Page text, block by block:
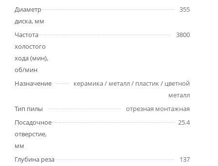
Диаметр
диска, мм
355
Частота
холостого
хода (мин),
об/мин
3800
Назначение
керамика / металл / пластик / цветной
металл
Тип пилы
отрезная монтажная
Посадочное
отверстие,
мм
25.4
Глубина реза
137